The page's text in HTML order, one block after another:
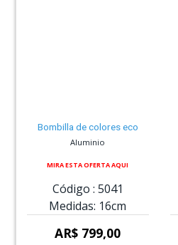
Bombilla de colores eco
Aluminio
MIRA ESTA OFERTA AQUI
Código : 5041
Medidas: 16cm
AR$ 799,00